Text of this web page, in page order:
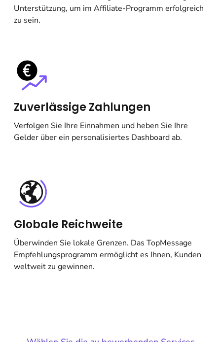
Unterstützung, um im Affiliate-Programm erfolgreich
zu sein.
Zuverlässige Zahlungen
Verfolgen Sie Ihre Einnahmen und heben Sie Ihre
Gelder über ein personalisiertes Dashboard ab.
Globale Reichweite
Überwinden Sie lokale Grenzen. Das TopMessage
Empfehlungsprogramm ermöglicht es Ihnen, Kunden
weltweit zu gewinnen.